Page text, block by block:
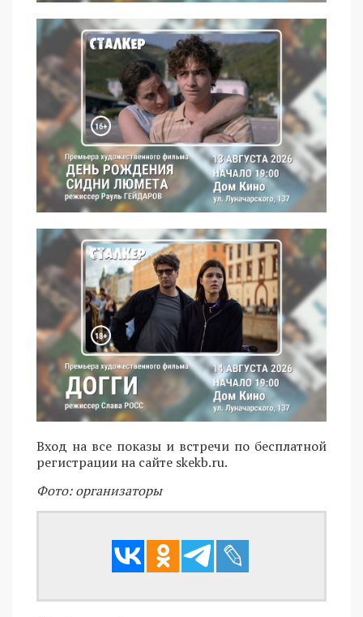
Вход на все показы и встречи по бесплатной
регистрации на сайте skekb.ru.
Фото: организаторы